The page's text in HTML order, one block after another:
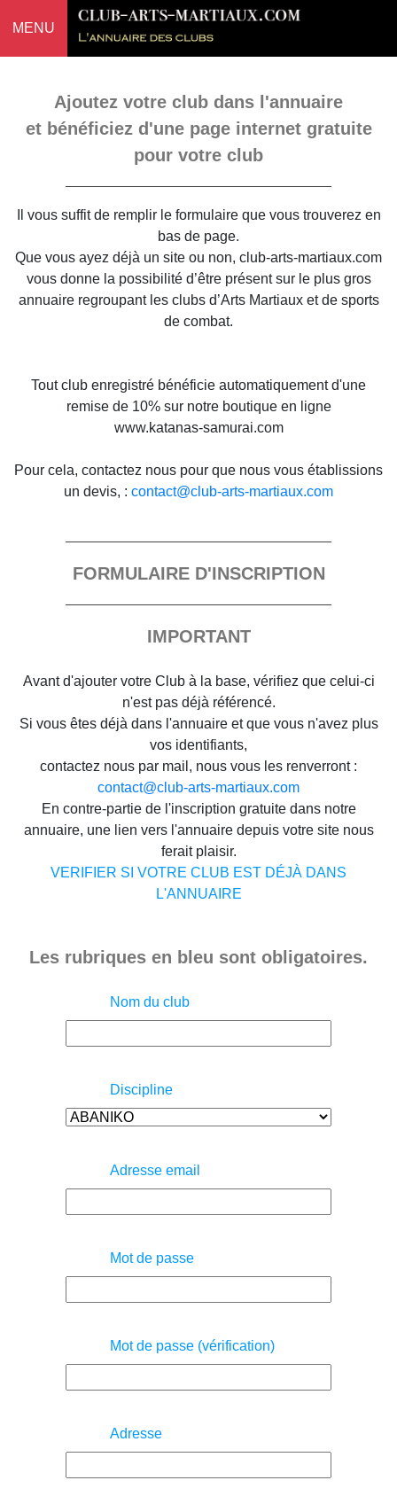
MENU
Ajoutez votre club dans l'annuaire
et bénéficiez d'une page internet gratuite
pour votre club
Il vous suffit de remplir le formulaire que vous trouverez en
bas de page.
Que vous ayez déjà un site ou non, club-arts-martiaux.com
vous donne la possibilité d’être présent sur le plus gros
annuaire regroupant les clubs d’Arts Martiaux et de sports
de combat.
Tout club enregistré bénéficie automatiquement d'une
remise de 10% sur notre boutique en ligne
www.katanas-samurai.com
Pour cela, contactez nous pour que nous vous établissions
un devis, : contact@club-arts-martiaux.com
FORMULAIRE D'INSCRIPTION
IMPORTANT
Avant d'ajouter votre Club à la base, vérifiez que celui-ci
n'est pas déjà référencé.
Si vous êtes déjà dans l'annuaire et que vous n'avez plus
vos identifiants,
contactez nous par mail, nous vous les renverront :
contact@club-arts-martiaux.com
En contre-partie de l'inscription gratuite dans notre
annuaire, une lien vers l'annuaire depuis votre site nous
ferait plaisir.
VERIFIER SI VOTRE CLUB EST DÉJÀ DANS
L'ANNUAIRE
Les rubriques en bleu sont obligatoires.
Nom du club
Discipline
Adresse email
Mot de passe
Mot de passe (vérification)
Adresse